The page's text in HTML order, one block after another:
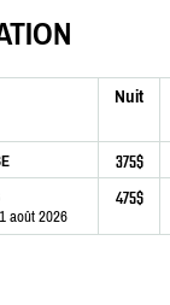
Nuit
375$
août 2026
475$